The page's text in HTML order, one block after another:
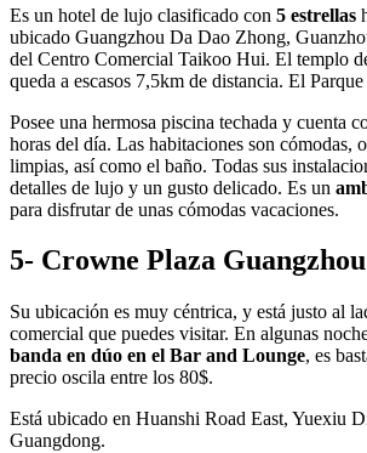
Es un hotel de lujo clasificado con 5 estrellas
ubicado Guangzhou Da Dao Zhong,
del Centro Comercial Taikoo Hui. El templo
queda a escasos 7,5km de distancia. El
Posee una hermosa piscina techada y cuenta
horas del día. Las habitaciones son cómodas,
limpias, así como el baño. Todas sus
detalles de lujo y un gusto delicado. Es un
para disfrutar de unas cómodas vacaciones.
5- Crowne Plaza
Su ubicación es muy céntrica, y está justo al
comercial que puedes visitar. En algunas
banda en dúo en el Bar and Lounge, es
precio oscila entre los 80$.
Está ubicado en Huanshi Road East, Yuexiu
Guangdong.